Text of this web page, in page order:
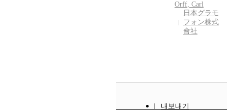
Orff, Carl
日本グラモ
フォン株式
會社
내보내기